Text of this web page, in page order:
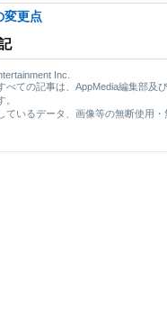
変更点
Inc.
ての記事は、AppMedia編集部及
ているデータ、画像等の無断使用・